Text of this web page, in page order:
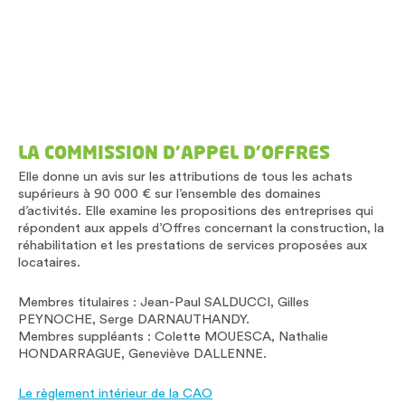
LA COMMISSION D’APPEL D’OFFRES
Elle donne un avis sur les attributions de tous les achats
supérieurs à 90 000 € sur l’ensemble des domaines
d’activités. Elle examine les propositions des entreprises qui
répondent aux appels d’Offres concernant la construction, la
réhabilitation et les prestations de services proposées aux
locataires.
Membres titulaires : Jean-Paul SALDUCCI, Gilles
PEYNOCHE, Serge DARNAUTHANDY.
Membres suppléants : Colette MOUESCA, Nathalie
HONDARRAGUE, Geneviève DALLENNE.
Le règlement intérieur de la CAO